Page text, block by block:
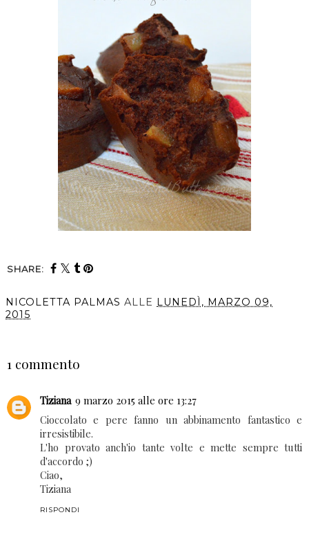
SHARE:
NICOLETTA PALMAS ALLE LUNEDÌ, MARZO 09,
2015
1 commento
Tiziana 9 marzo 2015 alle ore 13:27
Cioccolato e pere fanno un abbinamento fantastico e
irresistibile.
L'ho provato anch'io tante volte e mette sempre tutti
d'accordo ;)
Ciao,
Tiziana
RISPONDI